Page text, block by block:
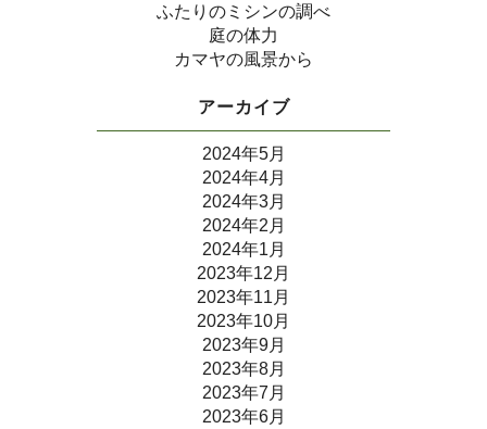
ふたりのミシンの調べ
庭の体力
カマヤの風景から
アーカイブ
2024年5月
2024年4月
2024年3月
2024年2月
2024年1月
2023年12月
2023年11月
2023年10月
2023年9月
2023年8月
2023年7月
2023年6月